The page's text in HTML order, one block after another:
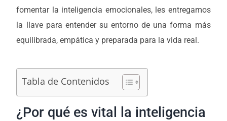
fomentar la inteligencia emocionales, les entregamos
la llave para entender su entorno de una forma más
equilibrada, empática y preparada para la vida real.
Tabla de Contenidos
¿Por qué es vital la inteligencia